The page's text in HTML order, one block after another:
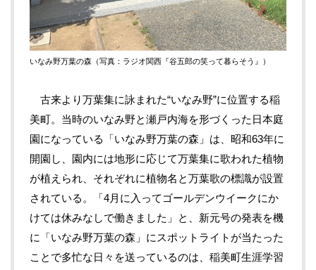
いなみ野万葉の森 （写真：ラジオ関西『谷五郎の笑って暮らそう』）
古来より万葉集に詠まれた“いなみ野”に位置する稲
美町。当時のいなみ野と瀬戸内海を形づくった日本庭
園になっている「いなみ野万葉の森」は、昭和63年に
開園し、園内には地形に応じて万葉集に歌われた植物
が植えられ、それぞれに植物名と万葉歌の標識が設置
されている。「4月に入ってゴールデンウイークにか
けては休みなしで働きました」と、新元号の発表を機
に「いなみ野万葉の森」にスポットライトが当たった
ことで多忙な日々を送っているのは、稲美町生涯学習